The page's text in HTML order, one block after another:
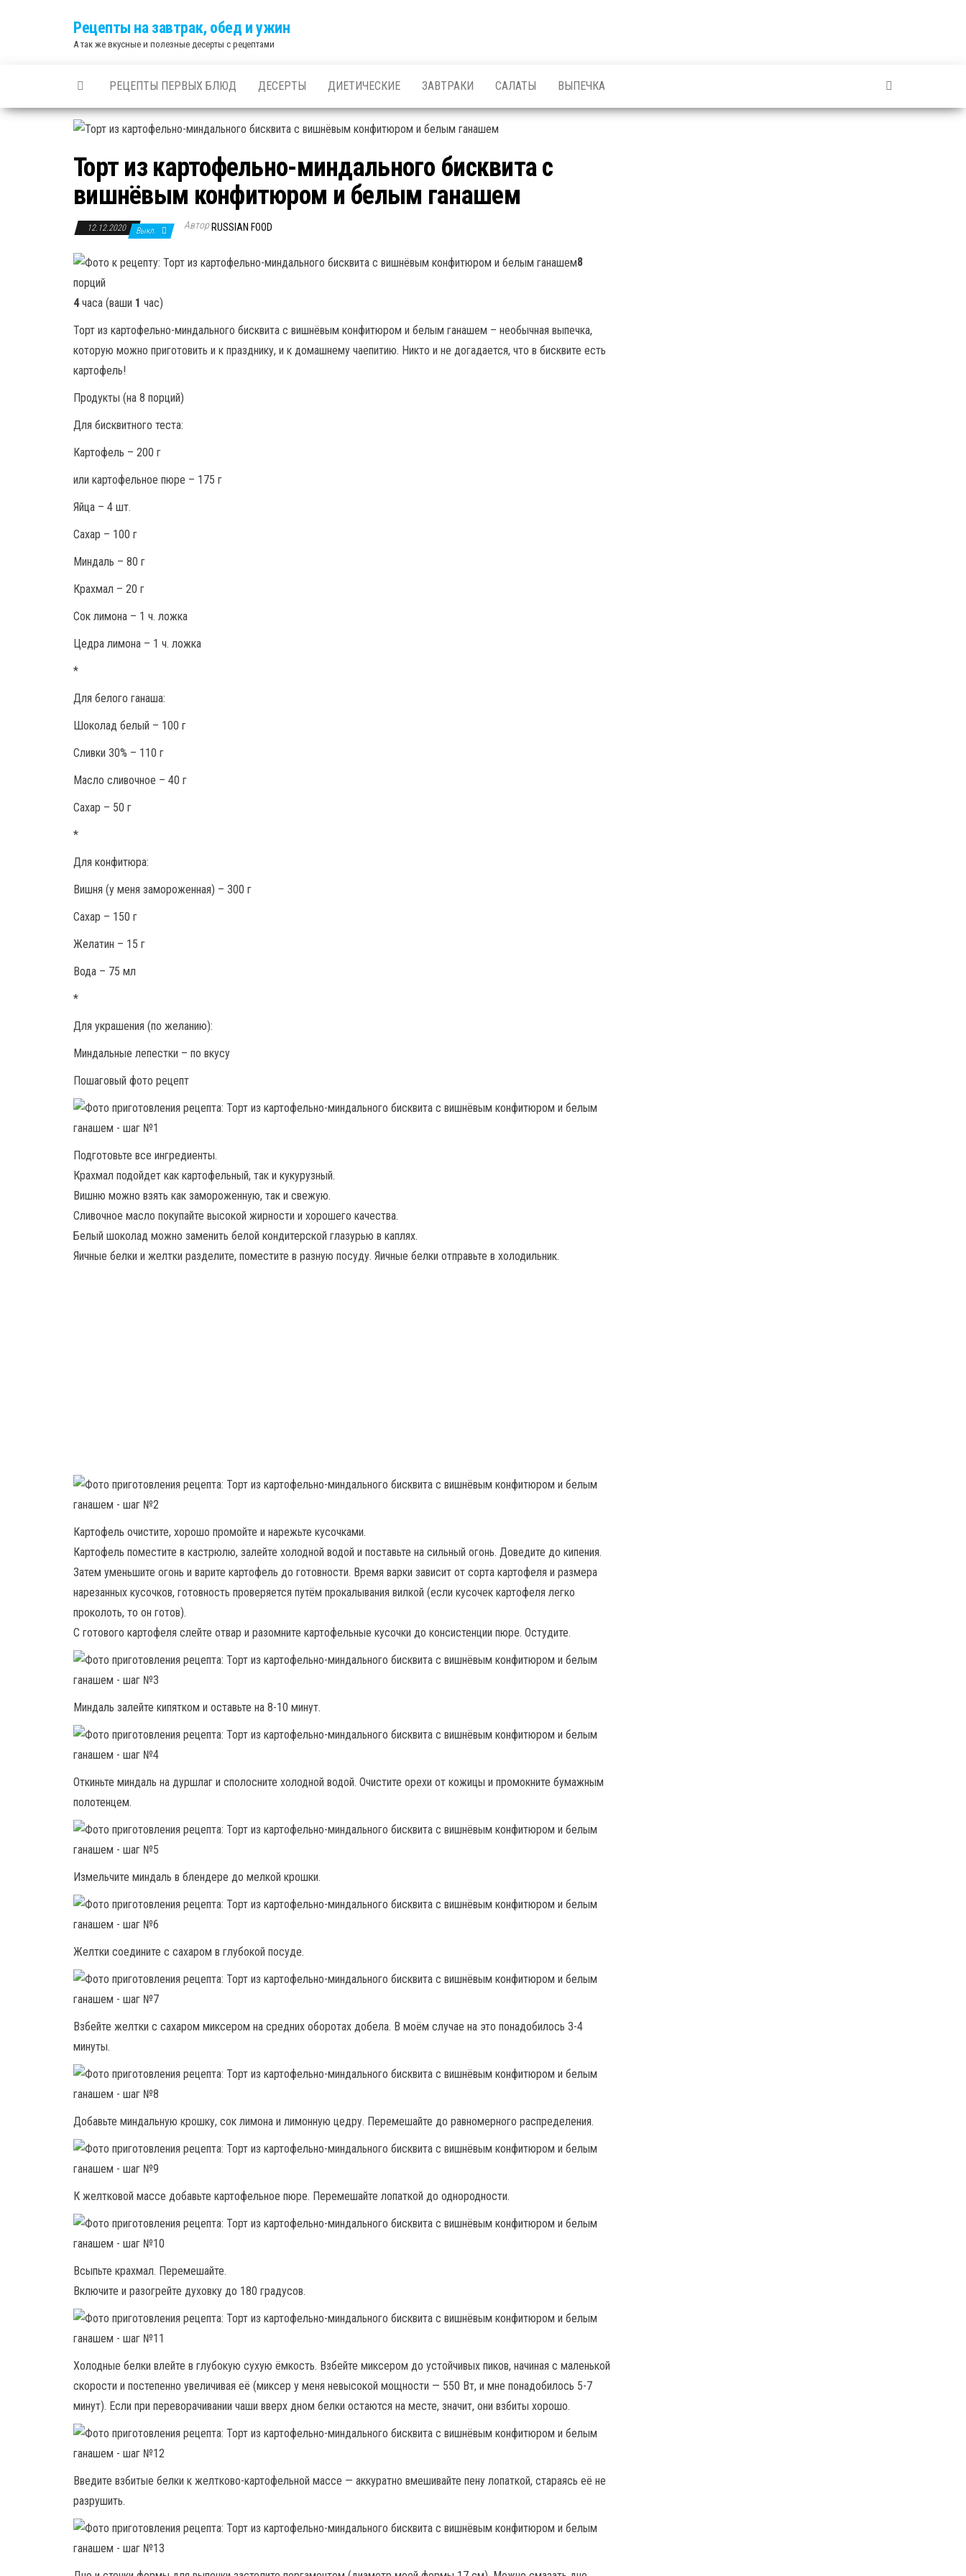
Рецепты на завтрак, обед и ужин
А так же вкусные и полезные десерты с рецептами
РЕЦЕПТЫ ПЕРВЫХ БЛЮД ДЕСЕРТЫ ДИЕТИЧЕСКИЕ ЗАВТРАКИ САЛАТЫ ВЫПЕЧКА
Торт из картофельно-миндального бисквита с
вишнёвым конфитюром и белым ганашем
12.12.2020 Выкл. Автор RUSSIAN FOOD
8
порций
4часа (ваши 1 час)
Торт из картофельно-миндального бисквита с вишнёвым конфитюром и белым ганашем – необычная выпечка,
которую можно приготовить и к празднику, и к домашнему чаепитию. Никто и не догадается, что в бисквите есть
картофель!
Продукты (на 8 порций)
Для бисквитного теста:
Картофель – 200 г
или картофельное пюре – 175 г
Яйца – 4 шт.
Сахар – 100 г
Миндаль – 80 г
Крахмал – 20 г
Сок лимона – 1 ч. ложка
Цедра лимона – 1 ч. ложка
*
Для белого ганаша:
Шоколад белый – 100 г
Сливки 30% – 110 г
Масло сливочное – 40 г
Сахар – 50 г
*
Для конфитюра:
Вишня (у меня замороженная) – 300 г
Сахар – 150 г
Желатин – 15 г
Вода – 75 мл
*
Для украшения (по желанию):
Миндальные лепестки – по вкусу
Пошаговый фото рецепт
Подготовьте все ингредиенты.
Крахмал подойдет как картофельный, так и кукурузный.
Вишню можно взять как замороженную, так и свежую.
Сливочное масло покупайте высокой жирности и хорошего качества.
Белый шоколад можно заменить белой кондитерской глазурью в каплях.
Яичные белки и желтки разделите, поместите в разную посуду. Яичные белки отправьте в холодильник.
Картофель очистите, хорошо промойте и нарежьте кусочками.
Картофель поместите в кастрюлю, залейте холодной водой и поставьте на сильный огонь. Доведите до кипения.
Затем уменьшите огонь и варите картофель до готовности. Время варки зависит от сорта картофеля и размера
нарезанных кусочков, готовность проверяется путём прокалывания вилкой (если кусочек картофеля легко
проколоть, то он готов).
С готового картофеля слейте отвар и разомните картофельные кусочки до консистенции пюре. Остудите.
Миндаль залейте кипятком и оставьте на 8-10 минут.
Откиньте миндаль на дуршлаг и сполосните холодной водой. Очистите орехи от кожицы и промокните бумажным
полотенцем.
Измельчите миндаль в блендере до мелкой крошки.
Желтки соедините с сахаром в глубокой посуде.
Взбейте желтки с сахаром миксером на средних оборотах добела. В моём случае на это понадобилось 3-4
минуты.
Добавьте миндальную крошку, сок лимона и лимонную цедру. Перемешайте до равномерного распределения.
К желтковой массе добавьте картофельное пюре. Перемешайте лопаткой до однородности.
Всыпьте крахмал. Перемешайте.
Включите и разогрейте духовку до 180 градусов.
Холодные белки влейте в глубокую сухую ёмкость. Взбейте миксером до устойчивых пиков, начиная с маленькой
скорости и постепенно увеличивая её (миксер у меня невысокой мощности — 550 Вт, и мне понадобилось 5-7
минут). Если при переворачивании чаши вверх дном белки остаются на месте, значит, они взбиты хорошо.
Введите взбитые белки к желтково-картофельной массе — аккуратно вмешивайте пену лопаткой, стараясь её не
разрушить.